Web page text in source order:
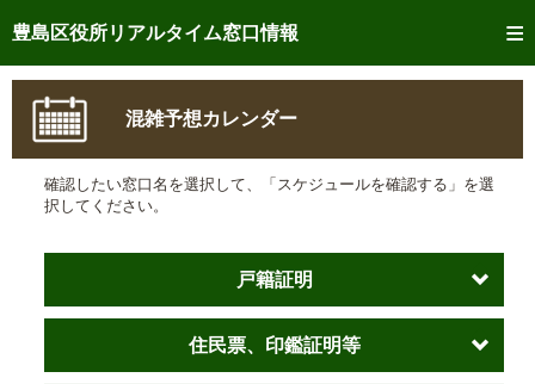
豊島区役所リアルタイム窓口情報
トップページへ
ご利用方法
事前予約
予約状況確認
交付状況確認
混雑予想カレンダー
確認したい窓口名を選択して、「スケジュールを確認する」を選
択してください。
戸籍証明
住民票、印鑑証明等